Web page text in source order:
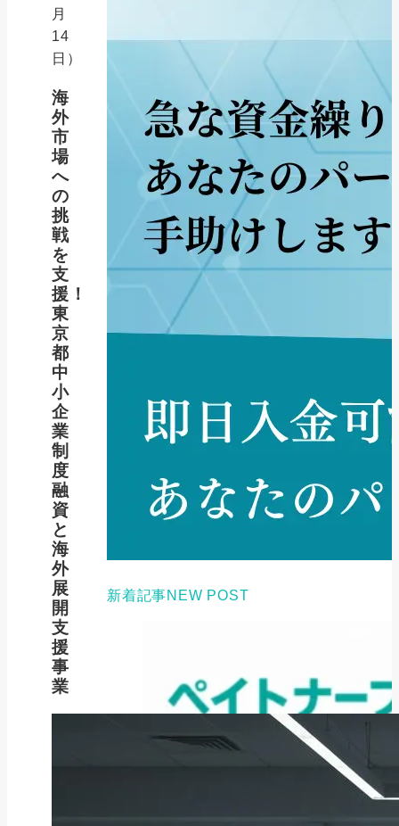
月
14
日）
海
外
市
場
へ
の
挑
戦
を
支
援！
東
京
都
中
小
企
業
制
度
融
資
と
海
外
展
開
支
援
事
業
新着記事NEW POST